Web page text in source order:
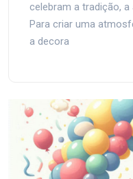
celebram a tradição, a
Para criar uma
a decora